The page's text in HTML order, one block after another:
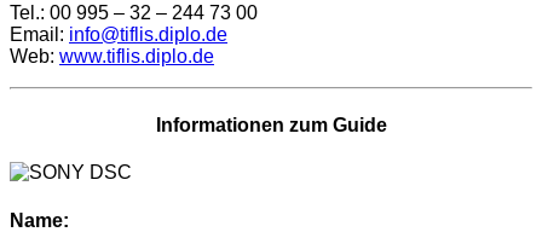
Tel.: 00 995 – 32 – 244 73 00
Email: info@tiflis.diplo.de
Web: www.tiflis.diplo.de
Informationen zum Guide
Name: